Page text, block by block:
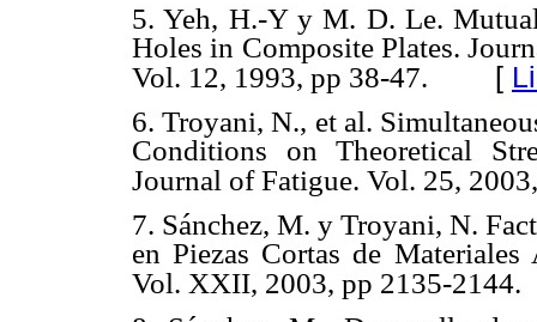
5. Yeh, H.-Y y M. D. Le.
Holes in Composite Plates.
Vol. 12, 1993, pp 38-47. [
6. Troyani, N., et al.
Conditions on Theoretical
Journal of Fatigue. Vol. 25,
7. Sánchez, M. y Troyani, N.
en Piezas Cortas de Materiales
Vol. XXII, 2003, pp 2135-2144.